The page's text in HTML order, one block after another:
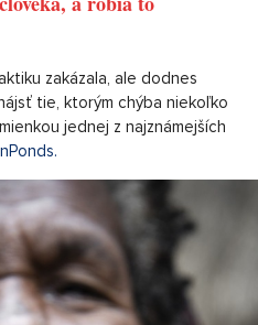
zakázala, ale dodnes
tie, ktorým chýba niekoľko
jednej z najznámejších